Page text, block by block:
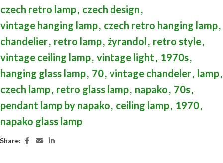
czech retro lamp, czech design,
vintage hanging lamp, czech retro hanging lamp,
chandelier, retro lamp, żyrandol, retro style,
vintage ceiling lamp, vintage light, 1970s,
hanging glass lamp, 70, vintage chandeler, lamp,
czech lamp, retro glass lamp, napako, 70s,
pendant lamp by napako, ceiling lamp, 1970,
napako glass lamp
Share: